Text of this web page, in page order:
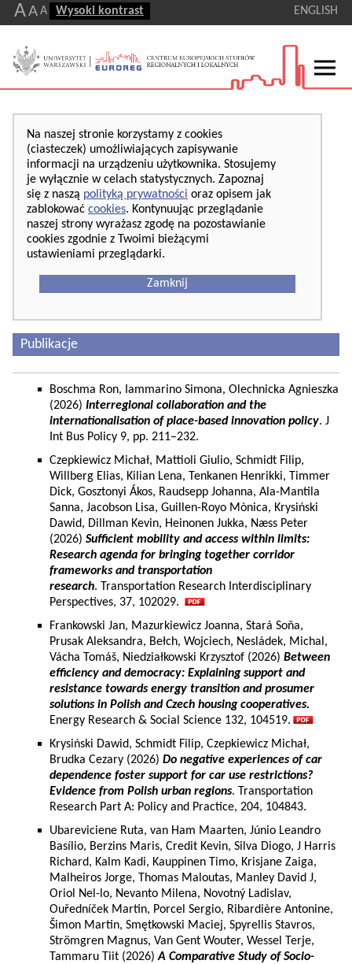
AA A Wysoki kontrast ENGLISH
Na naszej stronie korzystamy z cookies
(ciasteczek) umożliwiających zapisywanie
informacji na urządzeniu użytkownika. Stosujemy
je wyłącznie w celach statystycznych. Zapoznaj
się z naszą polityką prywatności oraz opisem jak
zablokować cookies. Kontynuując przeglądanie
naszej strony wyrażasz zgodę na pozostawianie
cookies zgodnie z Twoimi bieżącymi
ustawieniami przeglądarki.
Zamknij
Publikacje
Boschma Ron, Iammarino Simona, Olechnicka Agnieszka
(2026) Interregional collaboration and the
internationalisation of place-based innovation policy. J
Int Bus Policy 9, pp. 211–232.
Czepkiewicz Michał, Mattioli Giulio, Schmidt Filip,
Willberg Elias, Kilian Lena, Tenkanen Henrikki, Timmer
Dick, Gosztonyi Ákos, Raudsepp Johanna, Ala-Mantila
Sanna, Jacobson Lisa, Guillen-Royo Mònica, Krysiński
Dawid, Dillman Kevin, Heinonen Jukka, Næss Peter
(2026) Sufficient mobility and access within limits:
Research agenda for bringing together corridor
frameworks and transportation
research. Transportation Research Interdisciplinary
Perspectives, 37, 102029.
Frankowski Jan, Mazurkiewicz Joanna, Stará Soňa,
Prusak Aleksandra, Bełch, Wojciech, Nesládek, Michal,
Vácha Tomáš, Niedziałkowski Krzysztof (2026) Between
efficiency and democracy: Explaining support and
resistance towards energy transition and prosumer
solutions in Polish and Czech housing cooperatives.
Energy Research & Social Science 132, 104519.
Krysiński Dawid, Schmidt Filip, Czepkiewicz Michał,
Brudka Cezary (2026) Do negative experiences of car
dependence foster support for car use restrictions?
Evidence from Polish urban regions. Transportation
Research Part A: Policy and Practice, 204, 104843.
Ubareviciene Ruta, van Ham Maarten, Júnio Leandro
Basílio, Berzins Maris, Credit Kevin, Silva Diogo, J Harris
Richard, Kalm Kadi, Kauppinen Timo, Krisjane Zaiga,
Malheiros Jorge, Thomas Maloutas, Manley David J,
Oriol Nel-lo, Nevanto Milena, Novotný Ladislav,
Ouředníček Martin, Porcel Sergio, Ribardière Antonine,
Šimon Martin, Smętkowski Maciej, Spyrellis Stavros,
Strömgren Magnus, Van Gent Wouter, Wessel Terje,
Tammaru Tiit (2026)A Comparative Study of Socio-